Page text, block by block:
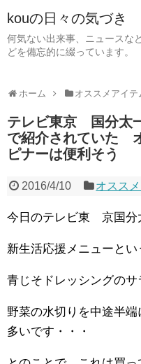
kouの日々の気づき
何気ない出来事、ニュースな
どを備忘的に綴っています。
ホーム オススメアイテ
テレビ東京 国分太
で紹介されていた
ピナーは便利そう
2016/4/10 オスス
今日のテレビ東 京国分
新生活応援メニューとい
青じそドレッシングのサ
野菜の水切りを中途半
多いです・・・